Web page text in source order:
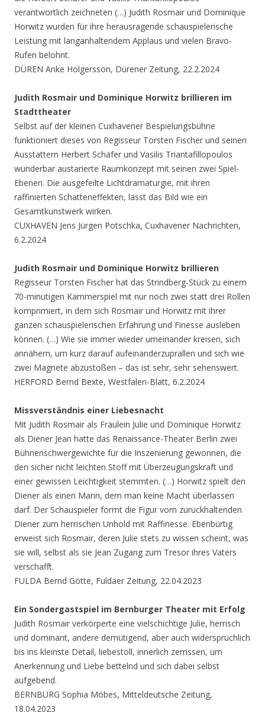
verantwortlich zeichneten (…) Judith Rosmair und Dominique
Horwitz wurden für ihre herausragende schauspielerische
Leistung mit langanhaltendem Applaus und vielen Bravo-
Rufen belohnt.
DÜREN Anke Holgersson, Dürener Zeitung, 22.2.2024
Judith Rosmair und Dominique Horwitz brillieren im
Stadttheater
Selbst auf der kleinen Cuxhavener Bespielungsbühne
funktioniert dieses von Regisseur Torsten Fischer und seinen
Ausstattern Herbert Schäfer und Vasilis Triantafillopoulos
wunderbar austarierte Raumkonzept mit seinen zwei Spiel-
Ebenen. Die ausgefeilte Lichtdramaturgie, mit ihren
raffinierten Schatteneffekten, lässt das Bild wie ein
Gesamtkunstwerk wirken.
CUXHAVEN Jens Jürgen Potschka, Cuxhavener Nachrichten,
6.2.2024
Judith Rosmair und Dominique Horwitz brillieren
Regisseur Torsten Fischer hat das Strindberg-Stück zu einem
70-minütigen Kammerspiel mit nur noch zwei statt drei Rollen
komprimiert, in dem sich Rosmair und Horwitz mit ihrer
ganzen schauspielerischen Erfahrung und Finesse ausleben
können. (…) Wie sie immer wieder umeinander kreisen, sich
annähern, um kurz darauf aufeinanderzuprallen und sich wie
zwei Magnete abzustoßen – das ist sehr, sehr sehenswert.
HERFORD Bernd Bexte, Westfalen-Blatt, 6.2.2024
Missverständnis einer Liebesnacht
Mit Judith Rosmair als Fräulein Julie und Dominique Horwitz
als Diener Jean hatte das Renaissance-Theater Berlin zwei
Bühnenschwergewichte für die Inszenierung gewonnen, die
den sicher nicht leichten Stoff mit Überzeugungskraft und
einer gewissen Leichtigkeit stemmten. (…) Horwitz spielt den
Diener als einen Mann, dem man keine Macht überlassen
darf. Der Schauspieler formt die Figur vom zurückhaltenden
Diener zum herrischen Unhold mit Raffinesse. Ebenbürtig
erweist sich Rosmair, deren Julie stets zu wissen scheint, was
sie will, selbst als sie Jean Zugang zum Tresor ihres Vaters
verschafft.
FULDA Bernd Götte, Fuldaer Zeitung, 22.04.2023
Ein Sondergastspiel im Bernburger Theater mit Erfolg
Judith Rosmair verkörperte eine vielschichtige Julie, herrisch
und dominant, andere demütigend, aber auch widersprüchlich
bis ins kleinste Detail, liebestoll, innerlich zerrissen, um
Anerkennung und Liebe bettelnd und sich dabei selbst
aufgebend.
BERNBURG Sophia Möbes, Mitteldeutsche Zeitung,
18.04.2023